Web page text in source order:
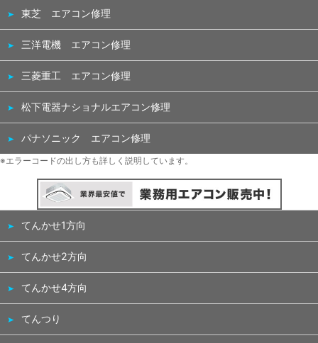
東芝 エアコン修理
三洋電機 エアコン修理
三菱重工 エアコン修理
松下電器ナショナルエアコン修理
パナソニック エアコン修理
※エラーコードの出し方も詳しく説明しています。
てんかせ1方向
てんかせ2方向
てんかせ4方向
てんつり